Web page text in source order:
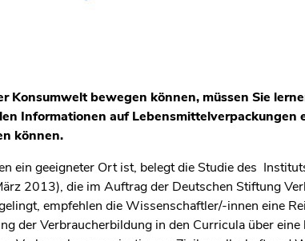
Konsumwelt bewegen können, müssen Sie
Informationen auf Lebensmittelverpackungen
können.
ein geeigneter Ort ist, belegt die Studie des
2013), die im Auftrag der Deutschen Stiftung
empfehlen die Wissenschaftler/-innen eine
der Verbraucherbildung in den Curricula über